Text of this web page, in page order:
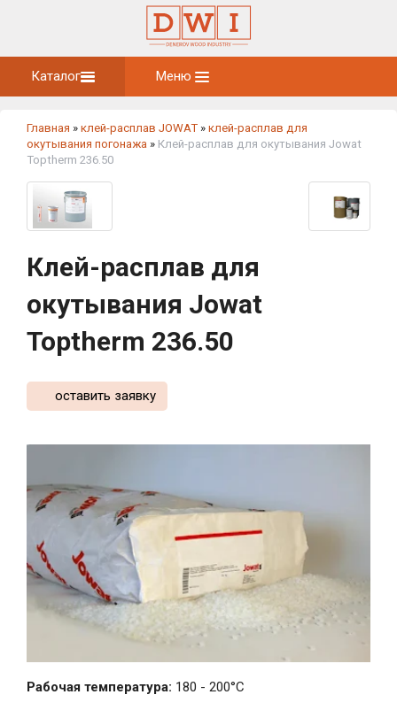
Каталог Меню
Главная » клей-расплав JOWAT » клей-расплав для
окутывания погонажа » Клей-расплав для окутывания Jowat
Toptherm 236.50
Клей-расплав для
окутывания Jowat
Toptherm 236.50
оставить заявку
Рабочая температура: 180 - 200°C